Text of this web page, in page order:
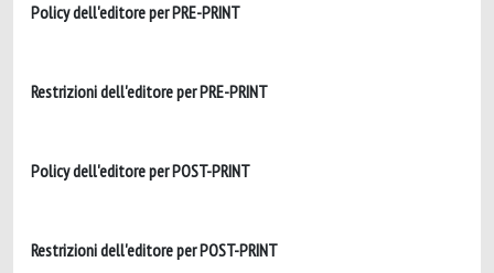
Policy dell'editore per PRE-PRINT
Restrizioni dell'editore per PRE-PRINT
Policy dell'editore per POST-PRINT
Restrizioni dell'editore per POST-PRINT